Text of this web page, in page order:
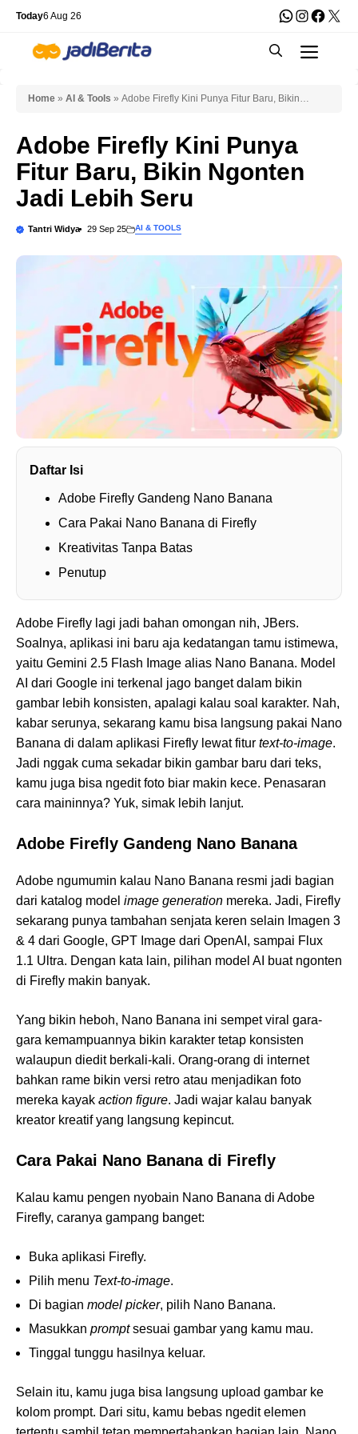
Skip
content
Today6 Aug 26 WhatsApp
X
Home » AI & Tools » Adobe Firefly Kini Punya Fitur Baru, Bikin
Adobe Firefly Kini Punya
Fitur Baru, Bikin Ngonten
Jadi Lebih Seru
Tantri Widya 29 Sep 25 AI & TOOLS
Daftar Isi
Adobe Firefly Gandeng Nano Banana
Cara Pakai Nano Banana di Firefly
Kreativitas Tanpa Batas
Penutup
Adobe Firefly lagi jadi bahan omongan nih, JBers.
Soalnya, aplikasi ini baru aja kedatangan tamu istimewa,
yaitu Gemini 2.5 Flash Image alias Nano Banana. Model
AI dari Google ini terkenal jago banget dalam bikin
gambar lebih konsisten, apalagi kalau soal karakter. Nah,
kabar serunya, sekarang kamu bisa langsung pakai Nano
Banana di dalam aplikasi Firefly lewat fitur text-to-image.
Jadi nggak cuma sekadar bikin gambar baru dari teks,
kamu juga bisa ngedit foto biar makin kece. Penasaran
cara maininnya? Yuk, simak lebih lanjut.
Adobe Firefly Gandeng Nano Banana
Adobe ngumumin kalau Nano Banana resmi jadi bagian
dari katalog model image generation mereka. Jadi, Firefly
sekarang punya tambahan senjata keren selain Imagen 3
& 4 dari Google, GPT Image dari OpenAI, sampai Flux
1.1 Ultra. Dengan kata lain, pilihan model AI buat ngonten
di Firefly makin banyak.
Yang bikin heboh, Nano Banana ini sempet viral gara-
gara kemampuannya bikin karakter tetap konsisten
walaupun diedit berkali-kali. Orang-orang di internet
bahkan rame bikin versi retro atau menjadikan foto
mereka kayak action figure. Jadi wajar kalau banyak
kreator kreatif yang langsung kepincut.
Cara Pakai Nano Banana di Firefly
Kalau kamu pengen nyobain Nano Banana di Adobe
Firefly, caranya gampang banget:
Buka aplikasi Firefly.
Pilih menu Text-to-image.
Di bagian model picker, pilih Nano Banana.
Masukkan promptsesuai gambar yang kamu mau.
Tinggal tunggu hasilnya keluar.
Selain itu, kamu juga bisa langsung upload gambar ke
kolom prompt. Dari situ, kamu bebas ngedit elemen